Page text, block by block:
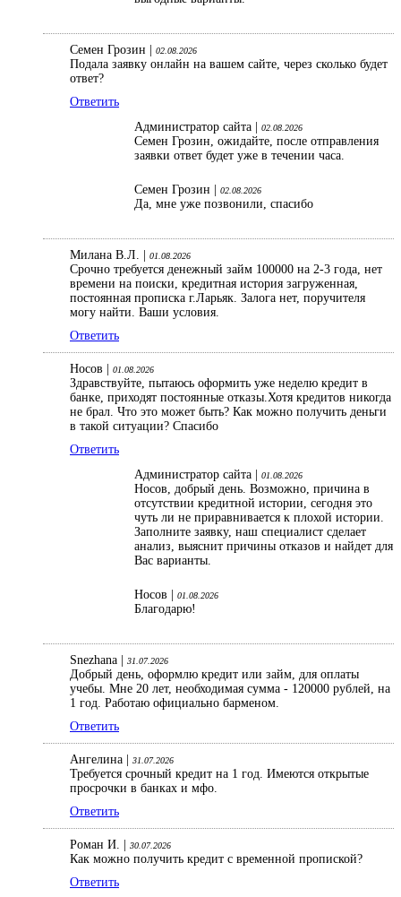
Семен Грозин | 02.08.2026
Подала заявку онлайн на вашем сайте, через сколько будет
ответ?
Ответить
Администратор сайта |
02.08.2026
Семен Грозин, ожидайте, после отправления
заявки ответ будет уже в течении часа.
Семен Грозин | 02.08.2026
Да, мне уже позвонили, спасибо
Милана В.Л. | 01.08.2026
Срочно требуется денежный займ 100000 на 2-3 года, нет
времени на поиски, кредитная история загруженная,
постоянная прописка г.Ларьяк. Залога нет, поручителя
могу найти. Ваши условия.
Ответить
Носов | 01.08.2026
Здравствуйте, пытаюсь оформить уже неделю кредит в
банке, приходят постоянные отказы.Хотя кредитов никогда
не брал. Что это может быть? Как можно получить деньги
в такой ситуации? Спасибо
Ответить
Администратор сайта |
01.08.2026
Носов, добрый день. Возможно, причина в
отсутствии кредитной истории, сегодня это
чуть ли не приравнивается к плохой истории.
Заполните заявку, наш специалист сделает
анализ, выяснит причины отказов и найдет для
Вас варианты.
Носов | 01.08.2026
Благодарю!
Snezhana | 31.07.2026
Добрый день, оформлю кредит или займ, для оплаты
учебы. Мне 20 лет, необходимая сумма - 120000 рублей, на
1 год. Работаю официально барменом.
Ответить
Ангелина | 31.07.2026
Требуется срочный кредит на 1 год. Имеются открытые
просрочки в банках и мфо.
Ответить
Роман И. | 30.07.2026
Как можно получить кредит с временной пропиской?
Ответить